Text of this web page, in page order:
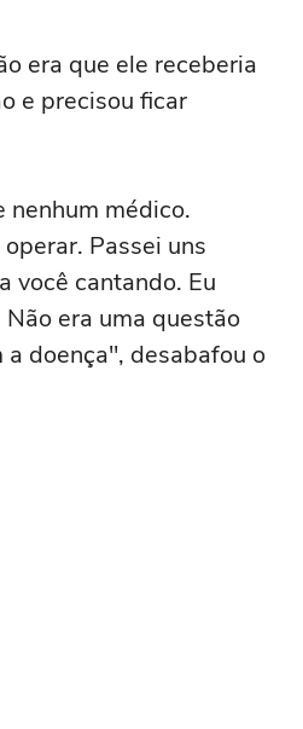
era que ele receberia
e precisou ficar
nenhum médico.
Passei uns
você cantando. Eu
era uma questão
doença", desabafou o